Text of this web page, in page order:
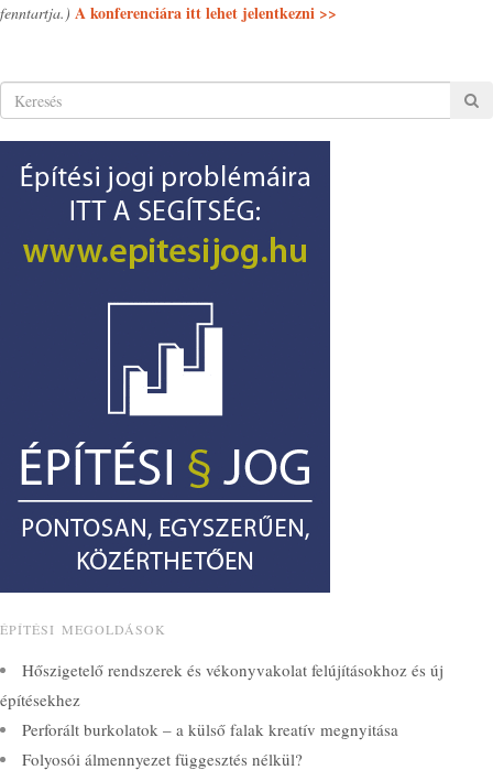
fenntartja.) A konferenciára itt lehet jelentkezni >>
ÉPÍTÉSI MEGOLDÁSOK
Hőszigetelő rendszerek és vékonyvakolat felújításokhoz és új
építésekhez
Perforált burkolatok – a külső falak kreatív megnyitása
Folyosói álmennyezet függesztés nélkül?